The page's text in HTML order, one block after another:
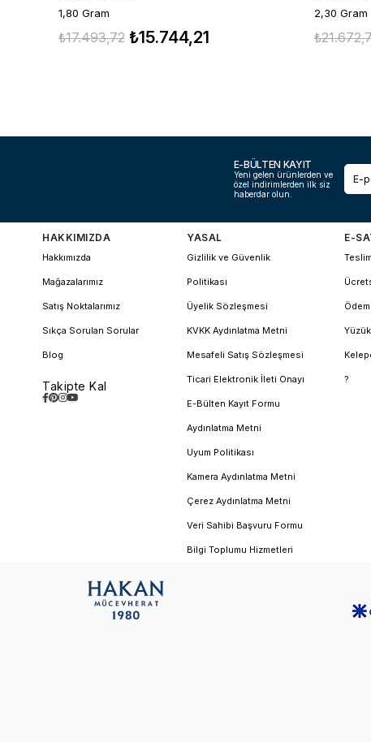
1,80 Gram
₺15.744,21
₺17.493,72
2,30 Gram
E-BÜLTEN KAYIT
Yeni gelen ürünlerden ve
özel indirimlerden ilk siz
haberdar olun.
HAKKIMIZDA
Hakkımızda
Mağazalarımız
Satış Noktalarımız
Sıkça Sorulan Sorular
Blog
Takipte Kal
YASAL
Gizlilik ve Güvenlik
Politikası
Üyelik Sözleşmesi
KVKK Aydınlatma Metni
Mesafeli Satış Sözleşmesi
Ticari Elektronik İleti Onayı
E-Bülten Kayıt Formu
Aydınlatma Metni
Uyum Politikası
Kamera Aydınlatma Metni
Çerez Aydınlatma Metni
Veri Sahibi Başvuru Formu
Bilgi Toplumu Hizmetleri
E-
?